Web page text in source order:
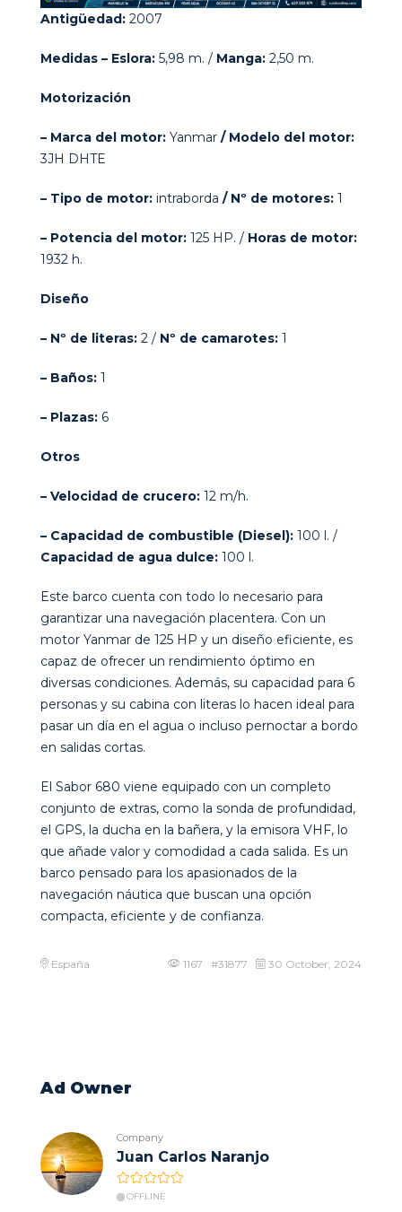
Antigüedad: 2007
Medidas – Eslora: 5,98 m. / Manga: 2,50 m.
Motorización
– Marca del motor: Yanmar / Modelo del motor:
3JH DHTE
– Tipo de motor: intraborda / Nº de motores: 1
– Potencia del motor: 125 HP. / Horas de motor:
1932 h.
Diseño
– Nº de literas: 2 / Nº de camarotes: 1
– Baños: 1
– Plazas: 6
Otros
– Velocidad de crucero: 12 m/h.
– Capacidad de combustible (Diesel): 100 l. /
Capacidad de agua dulce: 100 l.
Este barco cuenta con todo lo necesario para
garantizar una navegación placentera. Con un
motor Yanmar de 125 HP y un diseño eficiente, es
capaz de ofrecer un rendimiento óptimo en
diversas condiciones. Además, su capacidad para 6
personas y su cabina con literas lo hacen ideal para
pasar un día en el agua o incluso pernoctar a bordo
en salidas cortas.
El Sabor 680 viene equipado con un completo
conjunto de extras, como la sonda de profundidad,
el GPS, la ducha en la bañera, y la emisora VHF, lo
que añade valor y comodidad a cada salida. Es un
barco pensado para los apasionados de la
navegación náutica que buscan una opción
compacta, eficiente y de confianza.
España 1167 #31877 30 October, 2024
Ad Owner
Company
Juan Carlos Naranjo
OFFLINE